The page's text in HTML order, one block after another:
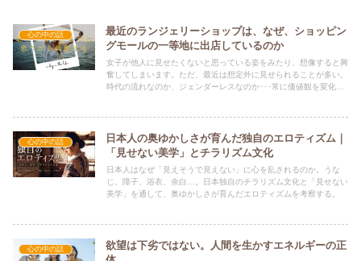
心の中の話
最近のランジェリーショップは、なぜ、ショッピン
グモールの一等地に出店しているのか
女子が他人に見せたくないと思っている姿をみたり、想像すると興
奮してしまいます。ただ、最近は想定外に見せられることが多い。
時代の流れなのか、ジェンダーレスなのか･･･常に価値観を変化さ
心の中の話
日本人の奥ゆかしさが育んだ独自のエロティズム｜
「見せない美学」とチラリズム文化
日本人はなぜ「見えそうで見えない」に心を乱されるのか。うな
じ、障子、浴衣、余白…。日本独自のチラリズム文化と「見せない
美学」を通して、奥ゆかしさが育んだエロティズムを考察する。
心の中の話
欲望は下劣ではない。人間を生かすエネルギーの正